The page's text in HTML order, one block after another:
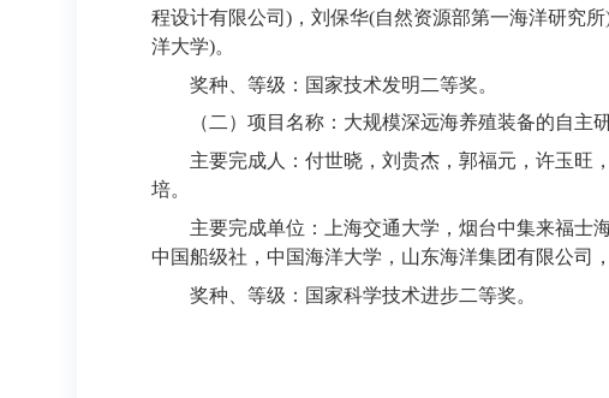
程设计有限公司)，刘保华(自然资源部第一海洋研究
洋大学)。
奖种、等级：国家技术发明二等奖。
（二）项目名称：大规模深远海养殖装备的自主
主要完成人：付世晓，刘贵杰，郭福元，许玉旺
培。
主要完成单位：上海交通大学，烟台中集来福士
中国船级社，中国海洋大学，山东海洋集团有限公司
奖种、等级：国家科学技术进步二等奖。